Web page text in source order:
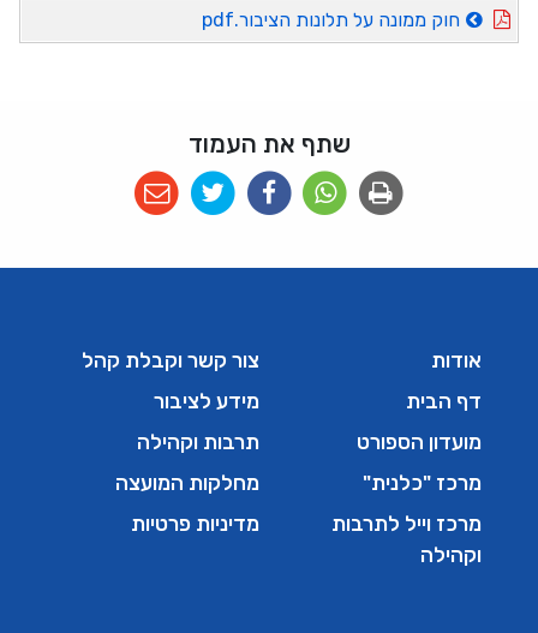
חוק ממונה על תלונות הציבור.pdf
שתף את העמוד
אודות
דף הבית
מועדון הספורט
מרכז "כלנית"
מרכז וייל לתרבות
וקהילה
צור קשר וקבלת קהל
מידע לציבור
תרבות וקהילה
מחלקות המועצה
מדיניות פרטיות